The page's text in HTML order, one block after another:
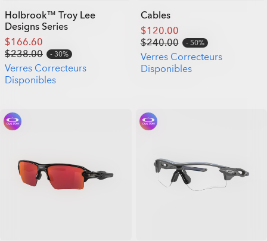
Holbrook™ Troy Lee
Designs Series
$166.60
$238.00
30%
Verres Correcteurs
Disponibles
Cables
$120.00
$240.00
50%
Verres Correcteurs
Disponibles